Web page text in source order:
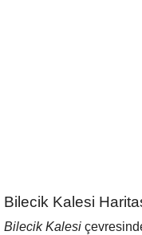
Bilecik Kalesi
Bilecik Kalesi